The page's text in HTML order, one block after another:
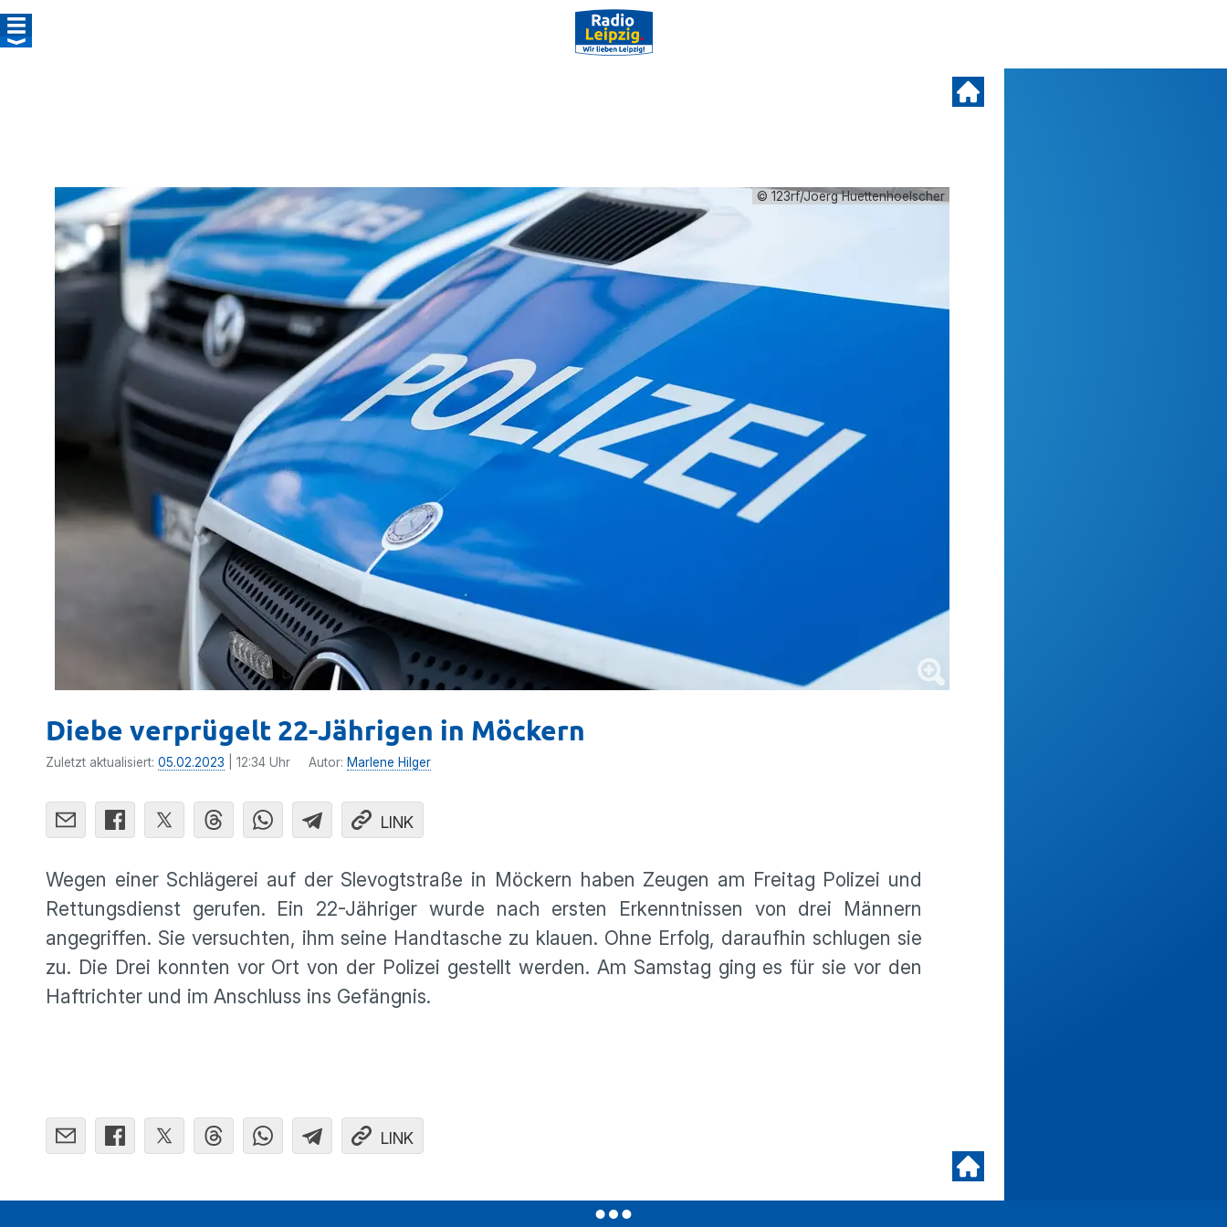
© 123rf/Joerg Huettenhoelscher
Diebe verprügelt 22-Jährigen in Möckern
Zuletzt aktualisiert: 05.02.2023 | 12:34 Uhr Autor: Marlene Hilger
LINK
Wegen einer Schlägerei auf der Slevogtstraße in Möckern haben Zeugen am Freitag Polizei und
Rettungsdienst gerufen. Ein 22-Jähriger wurde nach ersten Erkenntnissen von drei Männern
angegriffen. Sie versuchten, ihm seine Handtasche zu klauen. Ohne Erfolg, daraufhin schlugen sie
zu. Die Drei konnten vor Ort von der Polizei gestellt werden. Am Samstag ging es für sie vor den
Haftrichter und im Anschluss ins Gefängnis.
LINK